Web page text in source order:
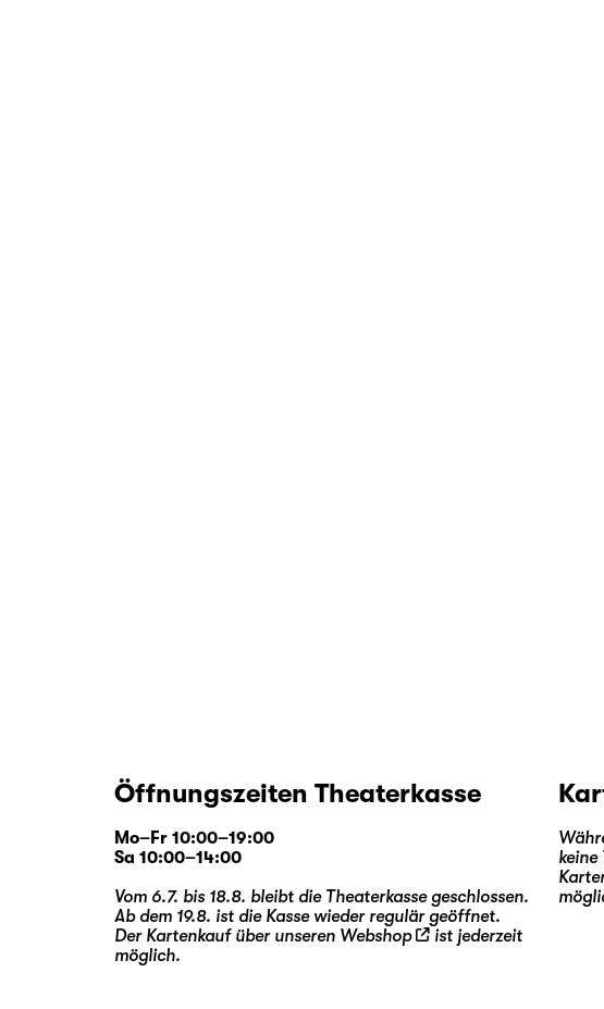
Öffnungszeiten Theaterkasse
Mo–Fr 10:00–19:00
Sa 10:00–14:00
Vom 6.7. bis 18.8. bleibt die Theaterkasse geschlossen.
Ab dem 19.8. ist die Kasse wieder regulär geöffnet.
Der Kartenkauf über unseren Webshop
ist jederzeit
möglich.
keine